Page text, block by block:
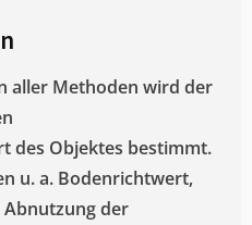
aller Methoden wird der
des Objektes bestimmt.
u. a. Bodenrichtwert,
der